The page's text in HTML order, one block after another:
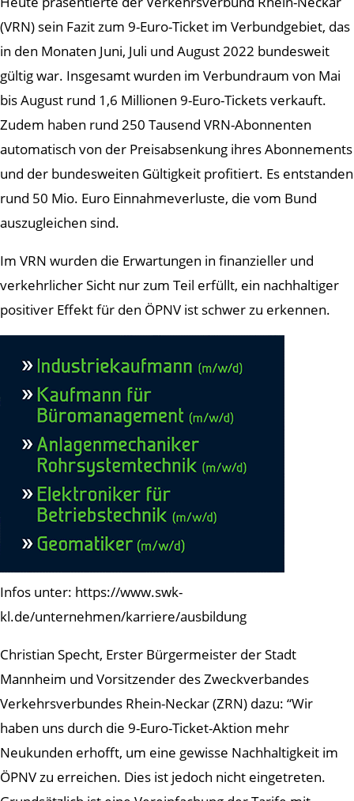
(VRN) sein Fazit zum 9-Euro-Ticket im Verbundgebiet, das
in den Monaten Juni, Juli und August 2022 bundesweit
gültig war. Insgesamt wurden im Verbundraum von Mai
bis August rund 1,6 Millionen 9-Euro-Tickets verkauft.
Zudem haben rund 250 Tausend VRN-Abonnenten
automatisch von der Preisabsenkung ihres Abonnements
und der bundesweiten Gültigkeit profitiert. Es entstanden
rund 50 Mio. Euro Einnahmeverluste, die vom Bund
auszugleichen sind.
Im VRN wurden die Erwartungen in finanzieller und
verkehrlicher Sicht nur zum Teil erfüllt, ein nachhaltiger
positiver Effekt für den ÖPNV ist schwer zu erkennen.
Infos unter: https://www.swk-
kl.de/unternehmen/karriere/ausbildung
Christian Specht, Erster Bürgermeister der Stadt
Mannheim und Vorsitzender des Zweckverbandes
Verkehrsverbundes Rhein-Neckar (ZRN) dazu: “Wir
haben uns durch die 9-Euro-Ticket-Aktion mehr
Neukunden erhofft, um eine gewisse Nachhaltigkeit im
ÖPNV zu erreichen. Dies ist jedoch nicht eingetreten.